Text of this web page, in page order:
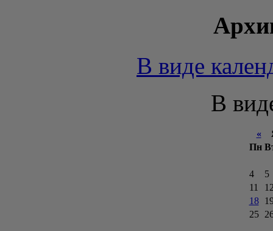
В виде
В
«
Пн
4
5
11
18
25